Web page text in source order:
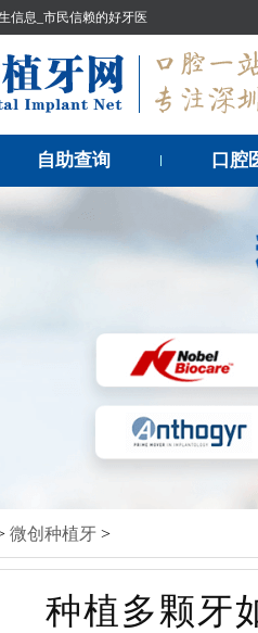
信息_市民信赖的好牙医
自助查询 口腔
微创种植牙 >
种植多颗牙